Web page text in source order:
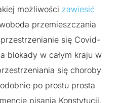
możliwości zawiesić
przemieszczania
się Covid-
blokady w całym kraju w
się choroby
po prostu prosta
pisania Konstytucji.